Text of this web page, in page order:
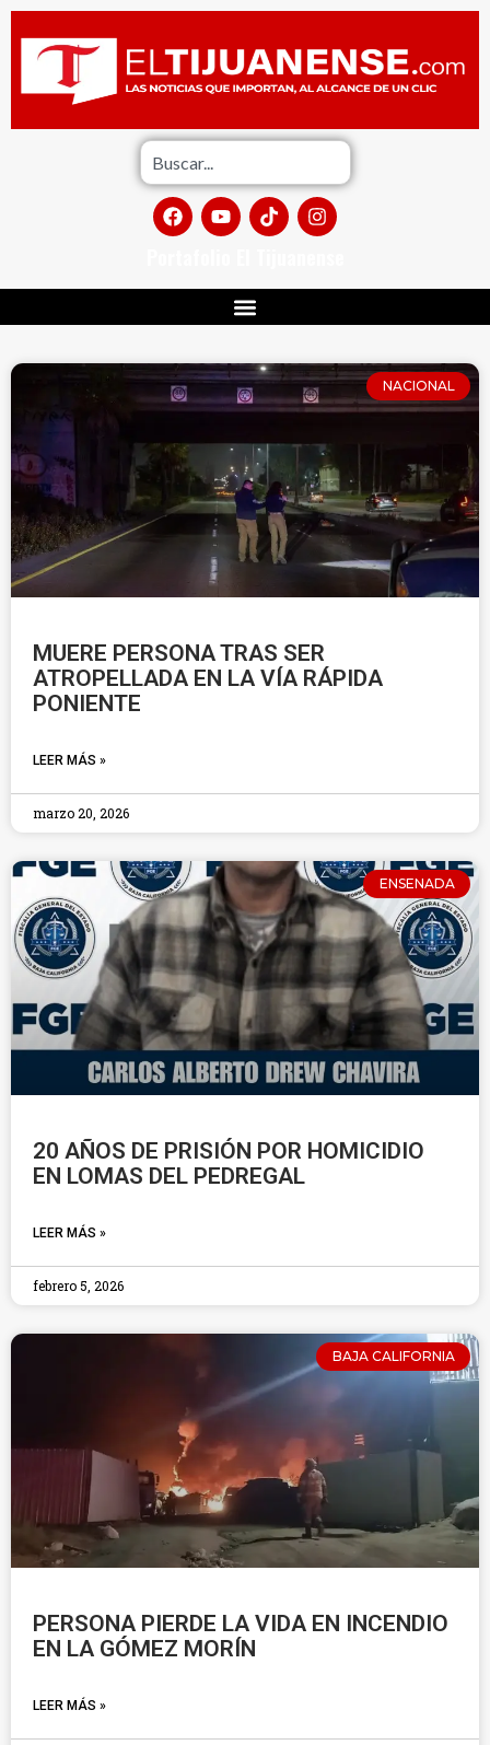
NACIONAL
MUERE PERSONA TRAS SER
ATROPELLADA EN LA VÍA RÁPIDA
PONIENTE
LEER MÁS »
marzo 20, 2026
ENSENADA
20 AÑOS DE PRISIÓN POR HOMICIDIO
EN LOMAS DEL PEDREGAL
LEER MÁS »
febrero 5, 2026
BAJA CALIFORNIA
PERSONA PIERDE LA VIDA EN INCENDIO
EN LA GÓMEZ MORÍN
LEER MÁS »